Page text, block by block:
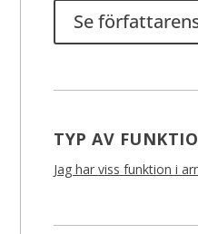
Se
TYP AV
Jag har viss funktion i